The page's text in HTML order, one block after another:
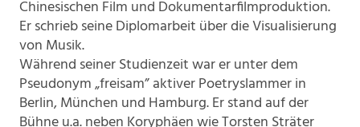
Chinesischen Film und Dokumentarfilmproduktion.
Er schrieb seine Diplomarbeit über die Visualisierung
von Musik.
Während seiner Studienzeit war er unter dem
Pseudonym „freisam” aktiver Poetryslammer in
Berlin, München und Hamburg. Er stand auf der